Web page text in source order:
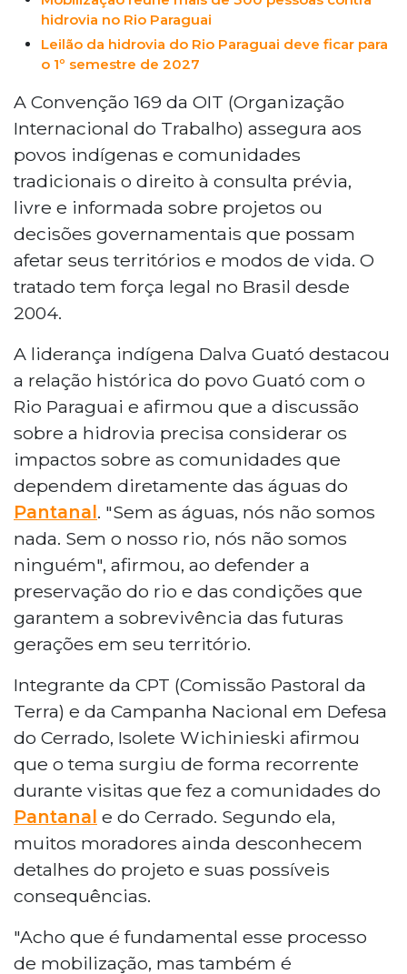
Ambiental Estratégica para toda a bacia.
hidrovia no Rio Paraguai
Leilão da hidrovia do Rio Paraguai deve ficar para
o 1º semestre de 2027
A Convenção 169 da OIT (Organização
Internacional do Trabalho) assegura aos
povos indígenas e comunidades
tradicionais o direito à consulta prévia,
livre e informada sobre projetos ou
decisões governamentais que possam
afetar seus territórios e modos de vida. O
tratado tem força legal no Brasil desde
2004.
A liderança indígena Dalva Guató destacou
a relação histórica do povo Guató com o
Rio Paraguai e afirmou que a discussão
sobre a hidrovia precisa considerar os
impactos sobre as comunidades que
dependem diretamente das águas do
Pantanal. "Sem as águas, nós não somos
nada. Sem o nosso rio, nós não somos
ninguém", afirmou, ao defender a
preservação do rio e das condições que
garantem a sobrevivência das futuras
gerações em seu território.
Integrante da CPT (Comissão Pastoral da
Terra) e da Campanha Nacional em Defesa
do Cerrado, Isolete Wichinieski afirmou
que o tema surgiu de forma recorrente
durante visitas que fez a comunidades do
Pantanal e do Cerrado. Segundo ela,
muitos moradores ainda desconhecem
detalhes do projeto e suas possíveis
consequências.
"Acho que é fundamental esse processo
de mobilização, mas também é